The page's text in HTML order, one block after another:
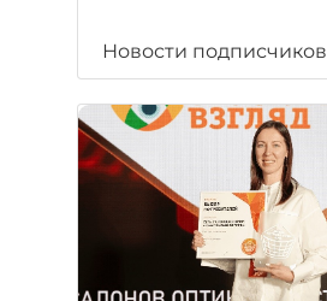
Новости подписчиков